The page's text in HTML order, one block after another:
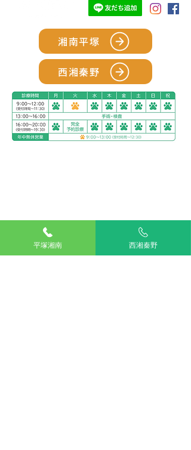
湘南平塚
西湘秦野
公共交通機関をご利用の場合
神奈川交通バス ふじみ園前 下車すぐ
平塚湘南 西湘秦野